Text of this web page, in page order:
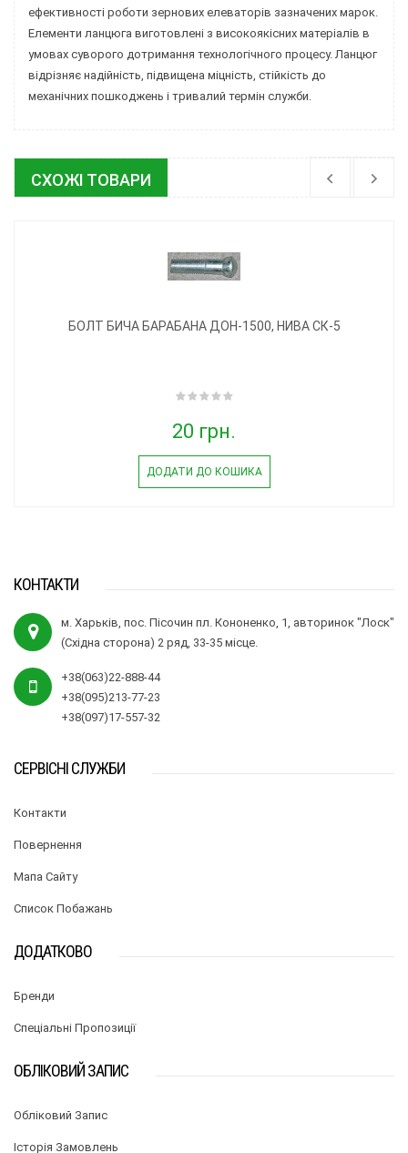
ефективності роботи зернових елеваторів зазначених марок.
Елементи ланцюга виготовлені з високоякісних матеріалів в
умовах суворого дотримання технологічного процесу. Ланцюг
відрізняє надійність, підвищена міцність, стійкість до
механічних пошкоджень і тривалий термін служби.
СХОЖІ ТОВАРИ
БОЛТ БИЧА БАРАБАНА ДОН-1500, НИВА СК-5
20 грн.
ДОДАТИ ДО КОШИКА
КОНТАКТИ
м. Харьків, пос. Пісочин пл. Кононенко, 1, авторинок "Лоск"
(Східна сторона) 2 ряд, 33-35 місце.
+38(063)22-888-44
+38(095)213-77-23
+38(097)17-557-32
СЕРВІСНІ СЛУЖБИ
Контакти
Повернення
Мапа Сайту
Список Побажань
ДОДАТКОВО
Бренди
Спеціальні Пропозиції
ОБЛІКОВИЙ ЗАПИС
Обліковий Запис
Історія Замовлень